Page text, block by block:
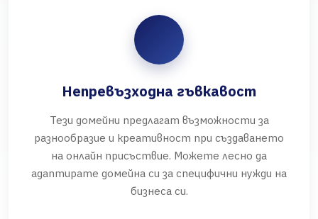
Непревъзходна гъвкавост
Тези домейни предлагат възможности за
разнообразие и креативност при създаването
на онлайн присъствие. Можете лесно да
адаптирате домейна си за специфични нужди на
бизнеса си.